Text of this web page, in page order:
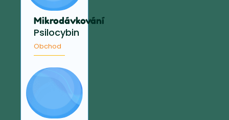
Mikrodávkování
Psilocybin
Obchod